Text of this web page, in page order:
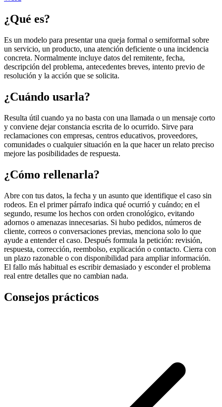
¿Qué es?
Es un modelo para presentar una queja formal o semiformaI sobre
un servicio, un producto, una atención deficiente o una incidencia
concreta. Normalmente incluye datos del remitente, fecha,
descripción del problema, antecedentes breves, intento previo de
resolución y la acción que se solicita.
¿Cuándo usarla?
Resulta útil cuando ya no basta con una llamada o un mensaje corto
y conviene dejar constancia escrita de lo ocurrido. Sirve para
reclamaciones con empresas, centros educativos, proveedores,
comunidades o cualquier situación en la que hacer un relato preciso
mejore las posibilidades de respuesta.
¿Cómo rellenarla?
Abre con tus datos, la fecha y un asunto que identifique el caso sin
rodeos. En el primer párrafo indica qué ocurrió y cuándo; en el
segundo, resume los hechos con orden cronológico, evitando
adornos o amenazas innecesarias. Si hubo pedidos, números de
cliente, correos o conversaciones previas, menciona solo lo que
ayude a entender el caso. Después formula la petición: revisión,
respuesta, corrección, reembolso, explicación o contacto. Cierra con
un plazo razonable o con disponibilidad para ampliar información.
El fallo más habitual es escribir demasiado y esconder el problema
real entre detalles que no cambian nada.
Consejos prácticos